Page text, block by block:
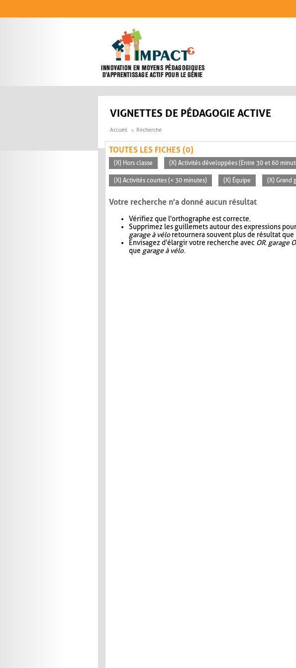
VIGNETTES DE PÉDAGOGIE ACTIVE
Accueil Recherche
TOUTES LES FICHES (0)
(X) Hors classe (X) Activités développées (Entre 30 et 60
(X) Activités courtes (< 30 minutes) (X) Équipe (X) Grand
Votre recherche n'a donné aucun résultat
Vérifiez que l'orthographe est correcte.
Supprimez les guillemets autour des expressions
garage à véloretournera souvent plus de résultat que
Envisagez d'élargir votre recherche avec OR. garage
que garage à vélo.